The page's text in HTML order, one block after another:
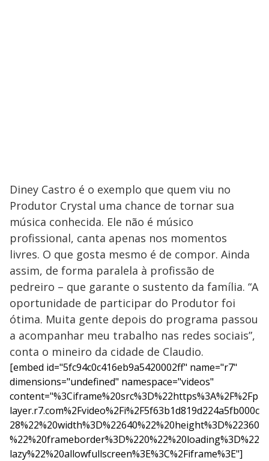
Diney Castro é o exemplo que quem viu no
Produtor Crystal uma chance de tornar sua
música conhecida. Ele não é músico
profissional, canta apenas nos momentos
livres. O que gosta mesmo é de compor. Ainda
assim, de forma paralela à profissão de
pedreiro – que garante o sustento da família. “A
oportunidade de participar do Produtor foi
ótima. Muita gente depois do programa passou
a acompanhar meu trabalho nas redes sociais”,
conta o mineiro da cidade de Claudio.
[embed id="5fc94c0c416eb9a5420002ff" name="r7"
dimensions="undefined" namespace="videos"
content="%3Ciframe%20src%3D%22https%3A%2F%2Fp
layer.r7.com%2Fvideo%2Fi%2F5f63b1d819d224a5fb000c
28%22%20width%3D%22640%22%20height%3D%22360
%22%20frameborder%3D%220%22%20loading%3D%22
lazy%22%20allowfullscreen%3E%3C%2Fiframe%3E"]